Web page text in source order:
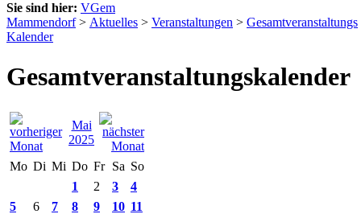
Sie sind hier: VGem
Mammendorf> Aktuelles > Veranstaltungen > Gesamtveranstaltungs
Kalender
Gesamtveranstaltungskalender
Mai
2025
Mo Di Mi Do Fr Sa So
1
2 3
4
5
6 7 8 9 10 11